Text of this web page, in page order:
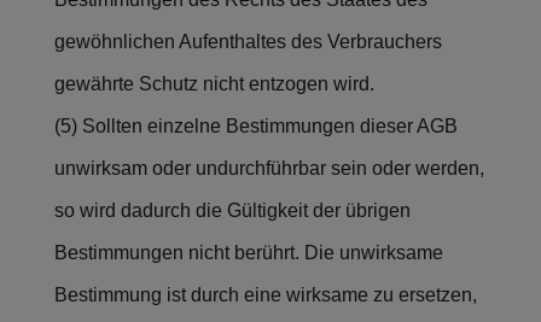
gewöhnlichen Aufenthaltes des Verbrauchers
gewährte Schutz nicht entzogen wird.
(5) Sollten einzelne Bestimmungen dieser AGB
unwirksam oder undurchführbar sein oder werden,
so wird dadurch die Gültigkeit der übrigen
Bestimmungen nicht berührt. Die unwirksame
Bestimmung ist durch eine wirksame zu ersetzen,